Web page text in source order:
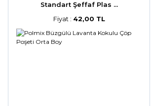
Standart Şeffaf Plas ...
Fiyat : 42,00 TL